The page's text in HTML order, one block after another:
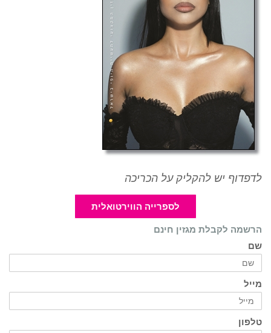
לדפדוף יש להקליק על הכריכה
לספרייה הווירטואלית
הרשמה לקבלת מגזין חינם
שם
מייל
טלפון